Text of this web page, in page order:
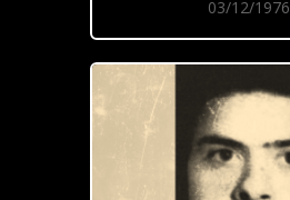
03/12/1976